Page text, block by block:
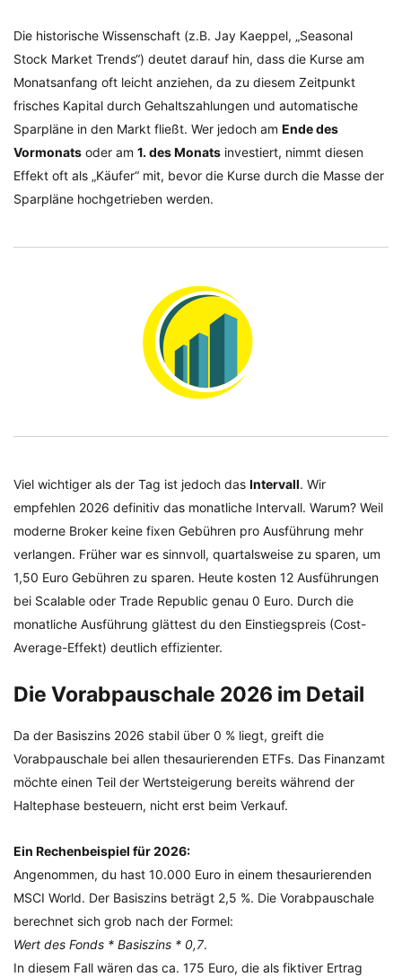
Die historische Wissenschaft (z.B. Jay Kaeppel, „Seasonal
Stock Market Trends“) deutet darauf hin, dass die Kurse am
Monatsanfang oft leicht anziehen, da zu diesem Zeitpunkt
frisches Kapital durch Gehaltszahlungen und automatische
Sparpläne in den Markt fließt. Wer jedoch am Ende des
Vormonats oder am 1. des Monats investiert, nimmt diesen
Effekt oft als „Käufer“ mit, bevor die Kurse durch die Masse der
Sparpläne hochgetrieben werden.
Viel wichtiger als der Tag ist jedoch das Intervall. Wir
empfehlen 2026 definitiv das monatliche Intervall. Warum? Weil
moderne Broker keine fixen Gebühren pro Ausführung mehr
verlangen. Früher war es sinnvoll, quartalsweise zu sparen, um
1,50 Euro Gebühren zu sparen. Heute kosten 12 Ausführungen
bei Scalable oder Trade Republic genau 0 Euro. Durch die
monatliche Ausführung glättest du den Einstiegspreis (Cost-
Average-Effekt) deutlich effizienter.
Die Vorabpauschale 2026 im Detail
Da der Basiszins 2026 stabil über 0 % liegt, greift die
Vorabpauschale bei allen thesaurierenden ETFs. Das Finanzamt
möchte einen Teil der Wertsteigerung bereits während der
Haltephase besteuern, nicht erst beim Verkauf.
Ein Rechenbeispiel für 2026:
Angenommen, du hast 10.000 Euro in einem thesaurierenden
MSCI World. Der Basiszins beträgt 2,5 %. Die Vorabpauschale
berechnet sich grob nach der Formel:
Wert des Fonds * Basiszins * 0,7.
In diesem Fall wären das ca. 175 Euro, die als fiktiver Ertrag